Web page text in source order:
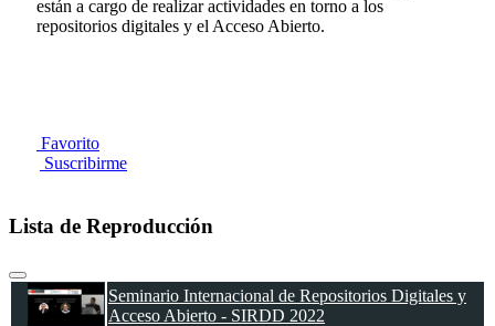
están a cargo de realizar actividades en torno a los
repositorios digitales y el Acceso Abierto.
Favorito
Suscribirme
Lista de Reproducción
Seminario Internacional de Repositorios Digitales y
Acceso Abierto - SIRDD 2022